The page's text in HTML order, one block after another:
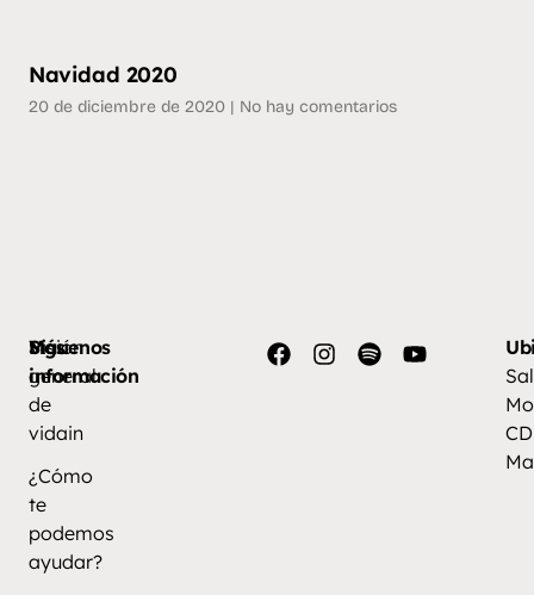
Navidad 2020
20 de diciembre de 2020 No hay comentarios
Más
información
Visión
general
de
vidain
¿Cómo
te
podemos
ayudar?
Síguenos